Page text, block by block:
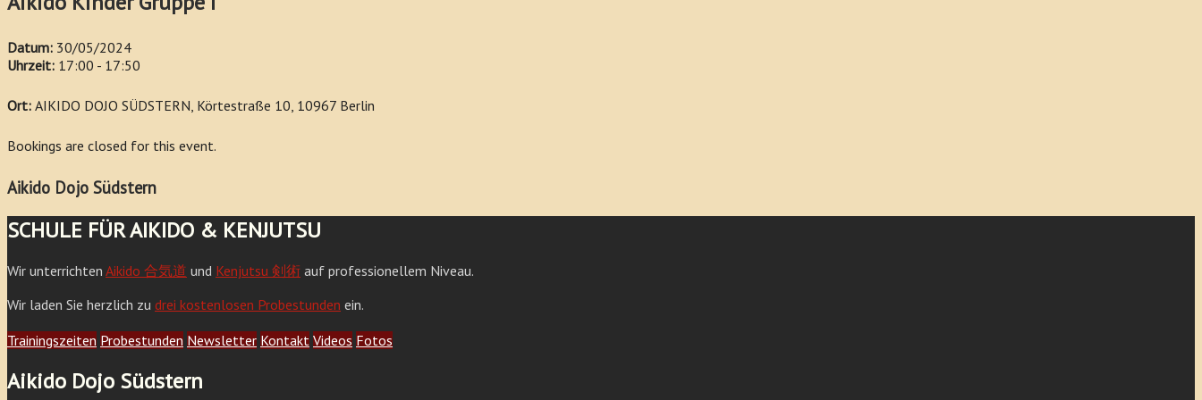
Datum: 30/05/2024
Uhrzeit: 17:00 - 17:50
Ort: AIKIDO DOJO SÜDSTERN, Körtestraße 10, 10967 Berlin
Bookings are closed for this event.
Aikido Dojo Südstern
SCHULE FÜR AIKIDO & KENJUTSU
Wir unterrichten Aikido 合気道 und Kenjutsu 剣術 auf professionellem Niveau.
Wir laden Sie herzlich zu drei kostenlosen Probestunden ein.
Trainingszeiten Probestunden Newsletter Kontakt Videos Fotos
Aikido Dojo Südstern